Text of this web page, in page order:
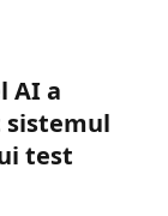
AI a
sistemul
test